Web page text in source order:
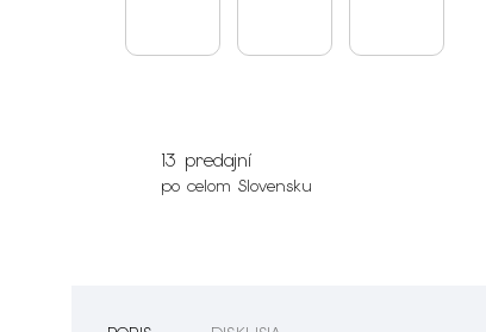
13 predajní
po celom Slovensku